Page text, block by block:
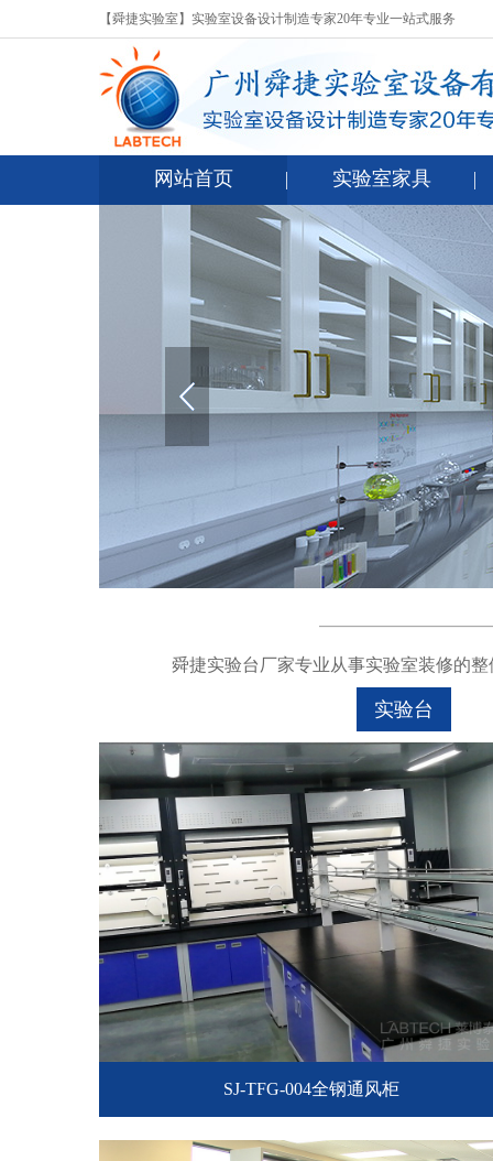
【舜捷实验室】实验室设备设计制造专家20年专业一站式服务
网站首页 实验室家具
舜捷实验台厂家专业从事实验室装修的
实验台
SJ-TFG-004全钢通风柜